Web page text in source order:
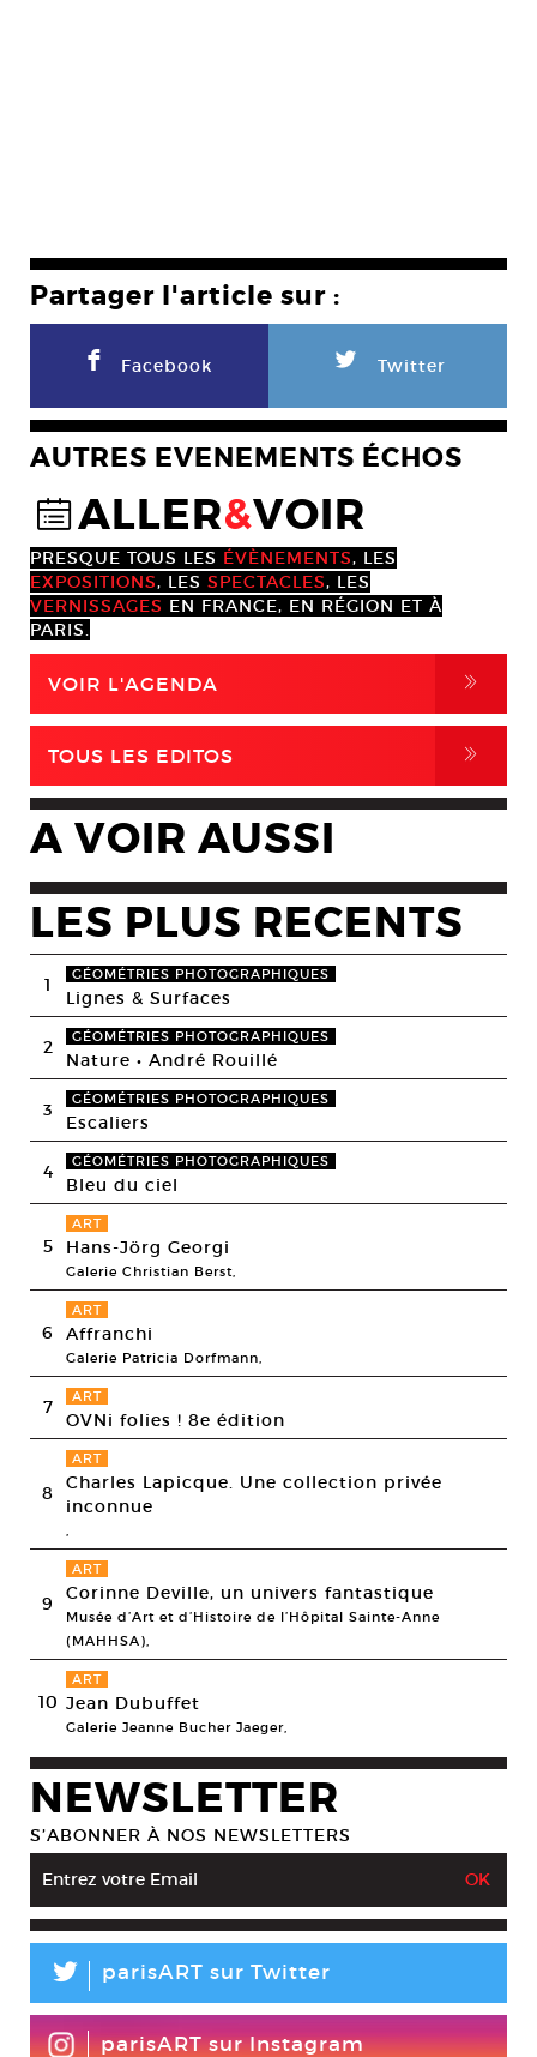
Partager l'article sur :
F Facebook L Twitter
AUTRES EVENEMENTS ÉCHOS
@ALLER&VOIR
PRESQUE TOUS LES ÉVÈNEMENTS, LES
EXPOSITIONS, LES SPECTACLES, LES
VERNISSAGES EN FRANCE, EN RÉGION ET À
PARIS.
VOIR L'AGENDA ,
TOUS LES EDITOS ,
A VOIR AUSSI
LES PLUS RECENTS
1 GÉOMÉTRIES PHOTOGRAPHIQUES
Lignes & Surfaces
2 GÉOMÉTRIES PHOTOGRAPHIQUES
Nature • André Rouillé
3 GÉOMÉTRIES PHOTOGRAPHIQUES
Escaliers
4 GÉOMÉTRIES PHOTOGRAPHIQUES
Bleu du ciel
5
ART
Hans-Jörg Georgi
Galerie Christian Berst,
6
ART
Affranchi
Galerie Patricia Dorfmann,
7 ART
OVNi folies ! 8e édition
8
ART
Charles Lapicque. Une collection privée
inconnue
,
9
ART
Corinne Deville, un univers fantastique
Musée d’Art et d’Histoire de l’Hôpital Sainte-Anne
(MAHHSA),
10
ART
Jean Dubuffet
Galerie Jeanne Bucher Jaeger,
NEWSLETTER
S’ABONNER À NOS NEWSLETTERS
L parisART sur Twitter
parisART sur Instagram